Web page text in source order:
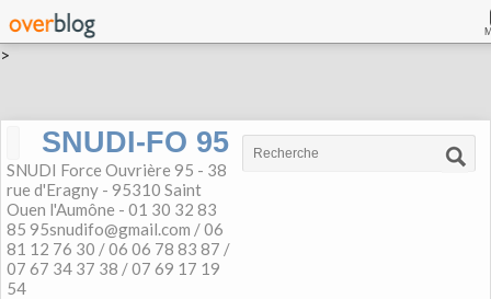
>
SNUDI-FO 95
SNUDI Force Ouvrière 95 - 38
rue d'Eragny - 95310 Saint
Ouen l'Aumône - 01 30 32 83
85 95snudifo@gmail.com / 06
81 12 76 30 / 06 06 78 83 87 /
07 67 34 37 38 / 07 69 17 19
54